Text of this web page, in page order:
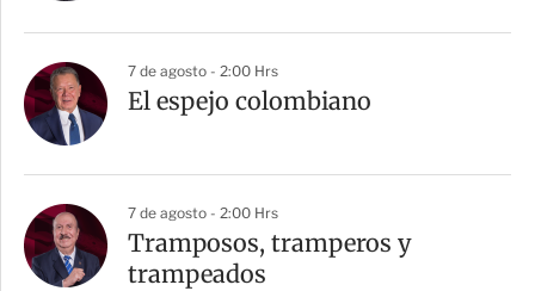
7 de agosto - 2:00 Hrs
El espejo colombiano
7 de agosto - 2:00 Hrs
Tramposos, tramperos y
trampeados